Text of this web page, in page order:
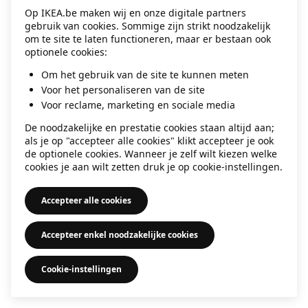
information).
Op IKEA.be maken wij en onze digitale partners
gebruik van cookies. Sommige zijn strikt noodzakelijk
om te site te laten functioneren, maar er bestaan ook
optionele cookies:
Om het gebruik van de site te kunnen meten
Voor het personaliseren van de site
Voor reclame, marketing en sociale media
De noodzakelijke en prestatie cookies staan altijd aan;
als je op "accepteer alle cookies" klikt accepteer je ook
de optionele cookies. Wanneer je zelf wilt kiezen welke
cookies je aan wilt zetten druk je op cookie-instellingen.
Accepteer alle cookies
Accepteer enkel noodzakelijke cookies
Cookie-instellingen